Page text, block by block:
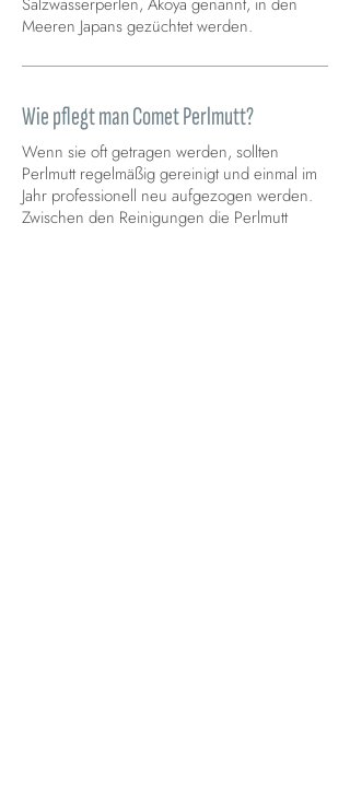
Meeren Japans gezüchtet werden.
Wie pflegt man Comet Perlmutt?
Wenn sie oft getragen werden, sollten
Perlmutt regelmäßig gereinigt und einmal im
Jahr professionell neu aufgezogen werden.
Zwischen den Reinigungen die Perlmutt